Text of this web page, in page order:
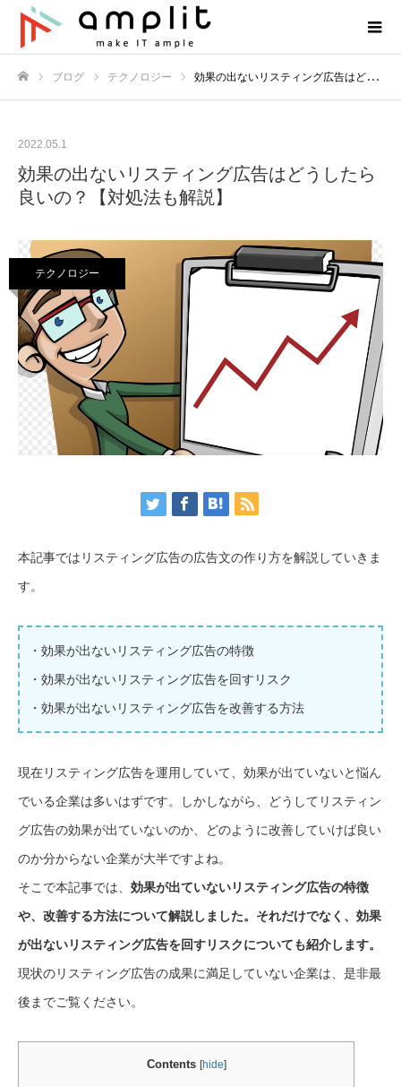
ブログ テクノロジー 効果の出ないリスティング広告はどうしたら良いの？【対処法も解説】
2022.05.1
効果の出ないリスティング広告はどうしたら
良いの？【対処法も解説】
テクノロジー
本記事ではリスティング広告の広告文の作り方を解説していきま
す。
・効果が出ないリスティング広告の特徴
・効果が出ないリスティング広告を回すリスク
・効果が出ないリスティング広告を改善する方法
現在リスティング広告を運用していて、効果が出ていないと悩ん
でいる企業は多いはずです。しかしながら、どうしてリスティン
グ広告の効果が出ていないのか、どのように改善していけば良い
のか分からない企業が大半ですよね。
そこで本記事では、 効果が出ていないリスティング広告の特徴
や、改善する方法について解説しました。それだけでなく、効果
が出ないリスティング広告を回すリスクについても紹介します。
現状のリスティング広告の成果に満足していない企業は、是非最
後までご覧ください。
Contents [hide]